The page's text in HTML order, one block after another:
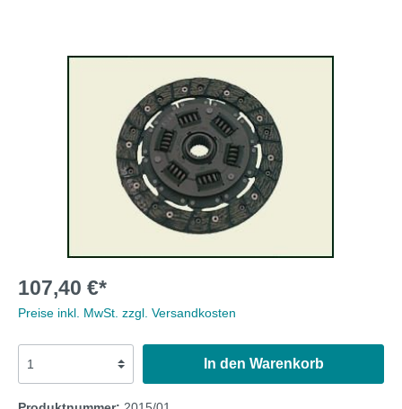
107,40 €*
Preise inkl. MwSt. zzgl. Versandkosten
In den Warenkorb